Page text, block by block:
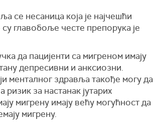
се несаница која је најчешћи
главобоље честе препорука је
да пацијенти са мигреном имају
депресивни и анксиозни.
менталног здравља такође могу да
ризик за настанак јутарих
мигрену имају већу могућност да
мигрену.